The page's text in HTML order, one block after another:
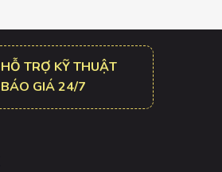
HỖ TRỢ KỸ THUẬT
BÁO GIÁ 24/7